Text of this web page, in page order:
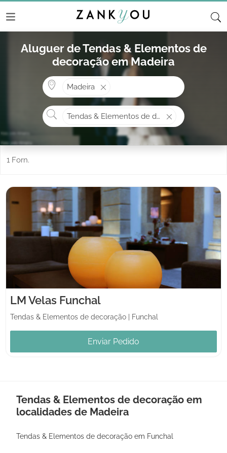
Aluguer de Tendas & Elementos de
decoração em Madeira
Madeira
O que procura?
Tendas & Elementos de decoração
1 Forn.
LM Velas Funchal
Tendas & Elementos de decoração Funchal
Enviar Pedido
Tendas & Elementos de decoração em
localidades de Madeira
Tendas & Elementos de decoração em Funchal